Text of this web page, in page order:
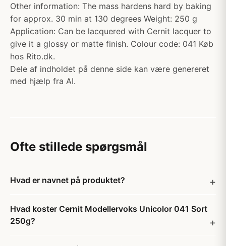
Other information: The mass hardens hard by baking
for approx. 30 min at 130 degrees Weight: 250 g
Application: Can be lacquered with Cernit lacquer to
give it a glossy or matte finish. Colour code: 041 Køb
hos Rito.dk.
Dele af indholdet på denne side kan være genereret
med hjælp fra AI.
Ofte stillede spørgsmål
Hvad er navnet på produktet?
Hvad koster Cernit Modellervoks Unicolor 041 Sort
250g?